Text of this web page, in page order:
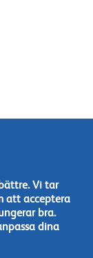
Vi tar
att acceptera
bra.
dina